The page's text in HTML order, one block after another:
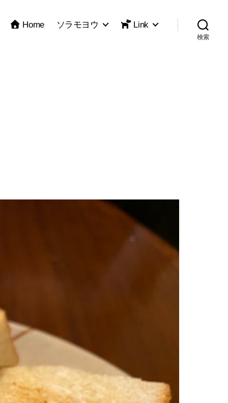
Home ソラモヨウ Link
検索